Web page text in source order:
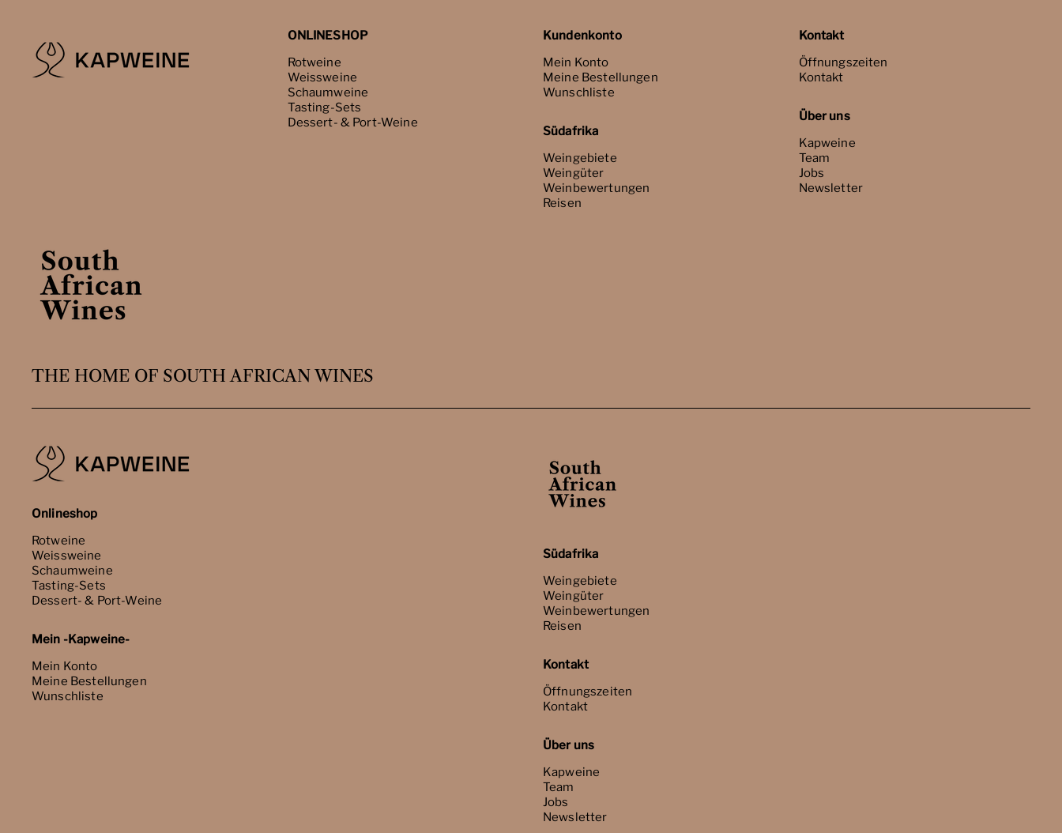
ONLINESHOP
Rotweine
Weissweine
Schaumweine
Tasting-Sets
Dessert- & Port-Weine
Kundenkonto
Mein Konto
Meine Bestellungen
Wunschliste
Südafrika
Weingebiete
Weingüter
Weinbewertungen
Reisen
Kontakt
Öffnungszeiten
Kontakt
Über uns
Kapweine
Team
Jobs
Newsletter
THE HOME OF SOUTH AFRICAN WINES
Onlineshop
Rotweine
Weissweine
Schaumweine
Tasting-Sets
Dessert- & Port-Weine
Mein -Kapweine-
Mein Konto
Meine Bestellungen
Wunschliste
Südafrika
Weingebiete
Weingüter
Weinbewertungen
Reisen
Kontakt
Öffnungszeiten
Kontakt
Über uns
Kapweine
Team
Jobs
Newsletter